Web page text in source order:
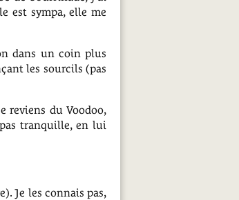
est sympa, elle me
dans un coin plus
les sourcils (pas
reviens du Voodoo,
tranquille, en lui
Je les connais pas,